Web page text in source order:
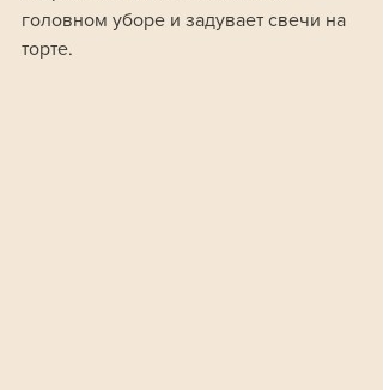
головном уборе и задувает свечи на
торте.